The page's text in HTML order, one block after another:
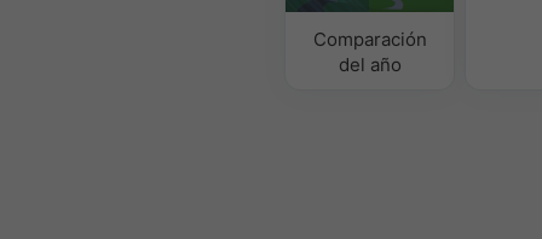
Comparación
del año